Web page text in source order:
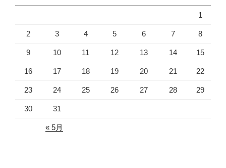
1
2 3 4 5 6 7 8
9 10 11 12 13 14 15
16 17 18 19 20 21 22
23 24 25 26 27 28 29
30 31
« 5月